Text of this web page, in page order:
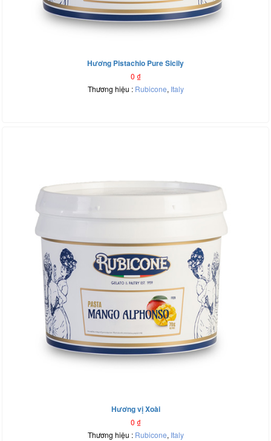
Hương Pistachio Pure Sicily
0 ₫
Thương hiệu : Rubicone, Italy
Hương vị Xoài
0 ₫
Thương hiệu : Rubicone, Italy